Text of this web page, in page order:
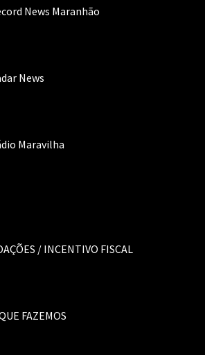
News Maranhão
News
Maravilha
/ INCENTIVO FISCAL
FAZEMOS